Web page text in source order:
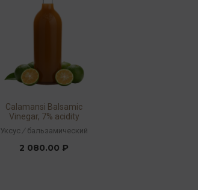
Calamansi Balsamic
Vinegar, 7% acidity
Уксус / бальзамический
2 080.00 ₽